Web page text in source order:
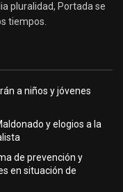
pluralidad, Portada se
tiempos.
a niños y jóvenes
y elogios a la
de prevención y
en situación de